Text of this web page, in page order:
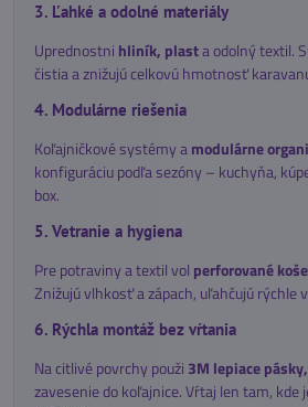
3. Ľahké a odolné materiály
Uprednostni hliník, plasta odolný textil.
čistia a znižujú celkovú hmotnosť
4. Modulárne riešenia
Koľajničkové systémy amodulárne
konfiguráciu podľa sezóny – kuchyňa,
box.
5. Vetranie a hygiena
Pre potraviny a textil vol perforované koše
Znižujú vlhkosť a zápach, uľahčujú rýchle
6. Rýchla montáž bez vŕtania
Na citlivé povrchy použi 3M lepiace
zavesenie do koľajnice. Vŕtaj len tam, kde